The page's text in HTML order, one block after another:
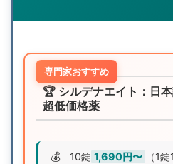
🏆 シルデナエイト：日
超低価格薬
専門家おすすめ
💰 10錠 1,690円〜
（1